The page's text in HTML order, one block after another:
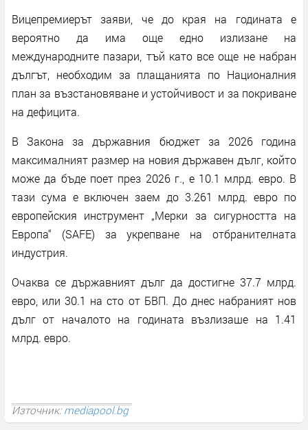
Вицепремиерът заяви, че до края на годината е
вероятно да има още едно излизане на
международните пазари, тъй като все още не набран
дългът, необходим за плащанията по Националния
план за възстановяване и устойчивост и за покриване
на дефицита.
В Закона за държавния бюджет за 2026 година
максималният размер на новия държавен дълг, който
може да бъде поет през 2026 г., е 10.1 млрд. евро. В
тази сума е включен заем до 3.261 млрд. евро по
европейския инструмент „Мерки за сигурността на
Европа“ (SAFE) за укрепване на отбранителната
индустрия.
Очаква се държавният дълг да достигне 37.7 млрд.
евро, или 30.1 на сто от БВП. До днес набраният нов
дълг от началото на годината възлизаше на 1.41
млрд. евро.
Източник:mediapool.bg